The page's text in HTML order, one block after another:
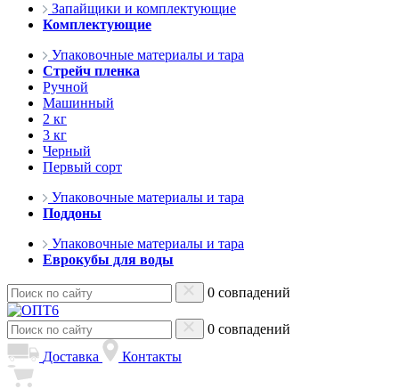
Запайщики и комплектующие
Комплектующие
Упаковочные материалы и тара
Стрейч пленка
Ручной
Машинный
2 кг
3 кг
Черный
Первый сорт
Упаковочные материалы и тара
Поддоны
Упаковочные материалы и тара
Еврокубы для воды
0 совпадений
0 совпадений
Доставка
Контакты